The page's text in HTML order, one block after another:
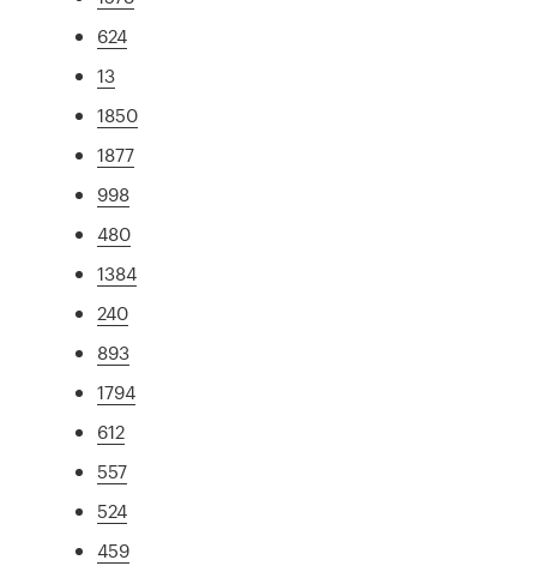
624
13
1850
1877
998
480
1384
240
893
1794
612
557
524
459